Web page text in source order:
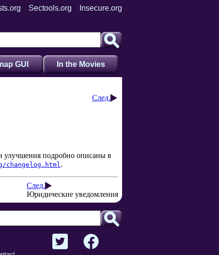
Sectools.org Insecure.org
GUI In the Movies
След.
улучшения подробно описаны в
changelog.html.
След.
Юридические уведомления